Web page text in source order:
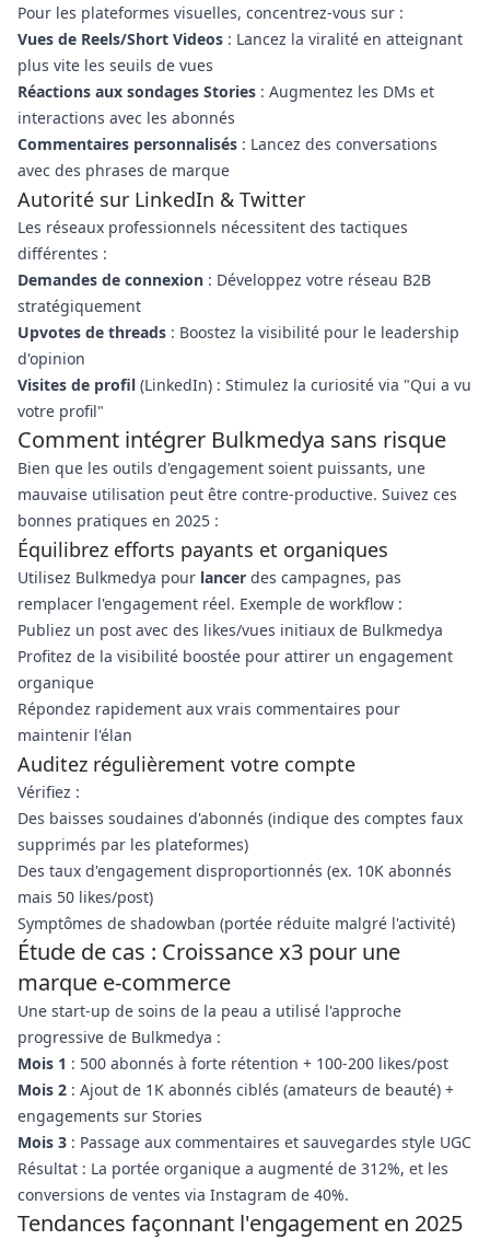
Pour les plateformes visuelles, concentrez-vous sur :
Vues de Reels/Short Videos : Lancez la viralité en atteignant
plus vite les seuils de vues
Réactions aux sondages Stories : Augmentez les DMs et
interactions avec les abonnés
Commentaires personnalisés : Lancez des conversations
avec des phrases de marque
Autorité sur LinkedIn & Twitter
Les réseaux professionnels nécessitent des tactiques
différentes :
Demandes de connexion : Développez votre réseau B2B
stratégiquement
Upvotes de threads : Boostez la visibilité pour le leadership
d'opinion
Visites de profil (LinkedIn) : Stimulez la curiosité via "Qui a vu
votre profil"
Comment intégrer Bulkmedya sans risque
Bien que les outils d'engagement soient puissants, une
mauvaise utilisation peut être contre-productive. Suivez ces
bonnes pratiques en 2025 :
Équilibrez efforts payants et organiques
Utilisez Bulkmedya pour lancer des campagnes, pas
remplacer l'engagement réel. Exemple de workflow :
Publiez un post avec des likes/vues initiaux de Bulkmedya
Profitez de la visibilité boostée pour attirer un engagement
organique
Répondez rapidement aux vrais commentaires pour
maintenir l'élan
Auditez régulièrement votre compte
Vérifiez :
Des baisses soudaines d'abonnés (indique des comptes faux
supprimés par les plateformes)
Des taux d'engagement disproportionnés (ex. 10K abonnés
mais 50 likes/post)
Symptômes de shadowban (portée réduite malgré l'activité)
Étude de cas : Croissance x3 pour une
marque e-commerce
Une start-up de soins de la peau a utilisé l'approche
progressive de Bulkmedya :
Mois 1 : 500 abonnés à forte rétention + 100-200 likes/post
Mois 2 : Ajout de 1K abonnés ciblés (amateurs de beauté) +
engagements sur Stories
Mois 3 : Passage aux commentaires et sauvegardes style UGC
Résultat : La portée organique a augmenté de 312%, et les
conversions de ventes via Instagram de 40%.
Tendances façonnant l'engagement en 2025